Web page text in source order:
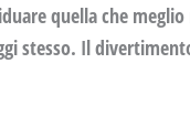
quella che meglio
stesso. Il